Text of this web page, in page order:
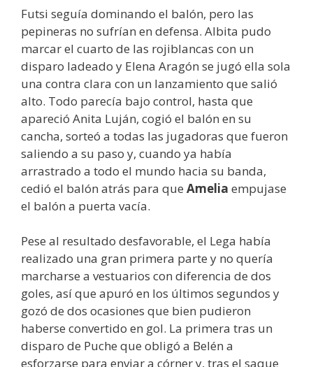
Futsi seguía dominando el balón, pero las
pepineras no sufrían en defensa. Albita pudo
marcar el cuarto de las rojiblancas con un
disparo ladeado y Elena Aragón se jugó ella sola
una contra clara con un lanzamiento que salió
alto. Todo parecía bajo control, hasta que
apareció Anita Luján, cogió el balón en su
cancha, sorteó a todas las jugadoras que fueron
saliendo a su paso y, cuando ya había
arrastrado a todo el mundo hacia su banda,
cedió el balón atrás para que Amelia empujase
el balón a puerta vacía.
Pese al resultado desfavorable, el Lega había
realizado una gran primera parte y no quería
marcharse a vestuarios con diferencia de dos
goles, así que apuró en los últimos segundos y
gozó de dos ocasiones que bien pudieron
haberse convertido en gol. La primera tras un
disparo de Puche que obligó a Belén a
esforzarse para enviar a córner y, tras el saque